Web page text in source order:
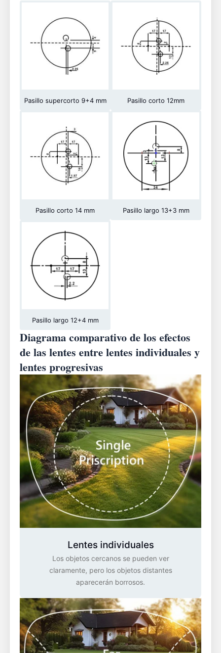
Pasillo supercorto 9+4 mm Pasillo corto 12mm
Pasillo corto 14 mm Pasillo largo 13+3 mm
Pasillo largo 12+4 mm
Diagrama comparativo de los efectos
de las lentes entre lentes individuales y
lentes progresivas
Lentes individuales
Los objetos cercanos se pueden ver
claramente, pero los objetos distantes
aparecerán borrosos.